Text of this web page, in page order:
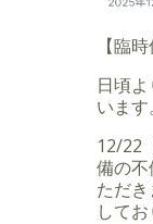
【臨
日頃
います。
12/22
備の
ただ
してお